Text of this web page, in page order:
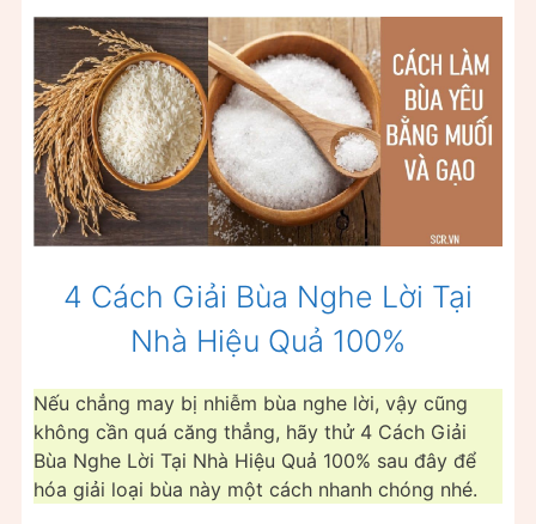
4 Cách Giải Bùa Nghe Lời Tại
Nhà Hiệu Quả 100%
Nếu chẳng may bị nhiễm bùa nghe lời, vậy cũng
không cần quá căng thẳng, hãy thử 4 Cách Giải
Bùa Nghe Lời Tại Nhà Hiệu Quả 100% sau đây để
hóa giải loại bùa này một cách nhanh chóng nhé.